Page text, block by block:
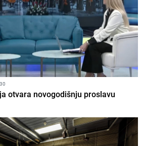
otvara novogodišnju proslavu